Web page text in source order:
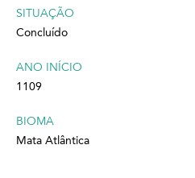
SITUAÇÃO
Concluído
ANO INÍCIO
1109
BIOMA
Mata Atlântica